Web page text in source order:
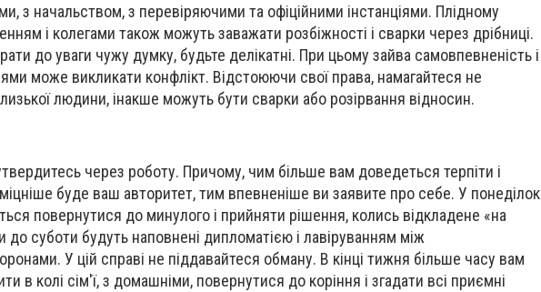
з начальством, з перевіряючими та офіційними інстанціями. Плідному
і колегами також можуть заважати розбіжності і сварки через дрібниці.
до уваги чужу думку, будьте делікатні. При цьому зайва самовпевненість і
може викликати конфлікт. Відстоюючи свої права, намагайтеся не
людини, інакше можуть бути сварки або розірвання відносин.
через роботу. Причому, чим більше вам доведеться терпіти і
буде ваш авторитет, тим впевненіше ви заявите про себе. У понеділок
повернутися до минулого і прийняти рішення, колись відкладене «на
до суботи будуть наповнені дипломатією і лавіруванням між
У цій справі не піддавайтеся обману. В кінці тижня більше часу вам
в колі сім'ї, з домашніми, повернутися до коріння і згадати всі приємні